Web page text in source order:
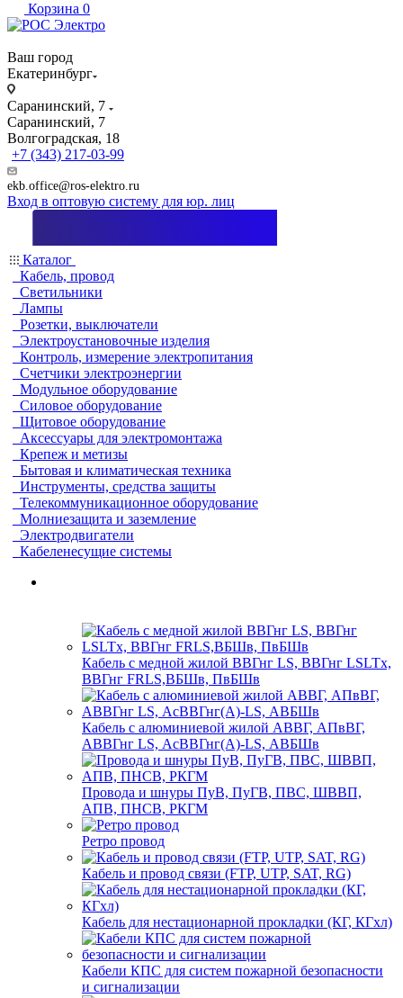
Корзина 0
Ваш город
Екатеринбург
Саранинский, 7
Саранинский, 7
Волгоградская, 18
+7 (343) 217-03-99
ekb.office@ros-elektro.ru
Вход в оптовую систему для юр. лиц
Каталог
Кабель, провод
Светильники
Лампы
Розетки, выключатели
Электроустановочные изделия
Контроль, измерение электропитания
Счетчики электроэнергии
Модульное оборудование
Силовое оборудование
Щитовое оборудование
Аксессуары для электромонтажа
Крепеж и метизы
Бытовая и климатическая техника
Инструменты, средства защиты
Телекоммуникационное оборудование
Молниезащита и заземление
Электродвигатели
Кабеленесущие системы
Кабель с медной жилой ВВГнг LS, ВВГнг LSLTx,
ВВГнг FRLS,ВБШв, ПвБШв
Кабель с алюминиевой жилой АВВГ, АПвВГ,
АВВГнг LS, АсВВГнг(А)-LS, АВБШв
Провода и шнуры ПуВ, ПуГВ, ПВС, ШВВП,
АПВ, ПНСВ, РКГМ
Ретро провод
Кабель и провод связи (FTP, UTP, SAT, RG)
Кабель для нестационарной прокладки (КГ, КГхл)
Кабели КПС для систем пожарной безопасности
и сигнализации